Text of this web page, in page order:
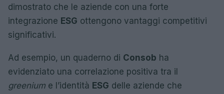
dimostrato che le aziende con una forte
integrazione ESG ottengono vantaggi competitivi
significativi.
Ad esempio, un quaderno di Consob ha
evidenziato una correlazione positiva tra il
greenium e l’identità ESG delle aziende che